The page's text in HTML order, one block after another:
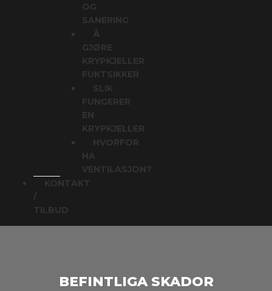
SANERING
Å
GJØRE
KRYPKJELLER
FUKTSIKKER
SLIK
FUNGERER
KRYPKJELLER
HVORFOR
HA
VENTILASJON?
KONTAKT
TILBUD
BEFINTLIGA SKADOR